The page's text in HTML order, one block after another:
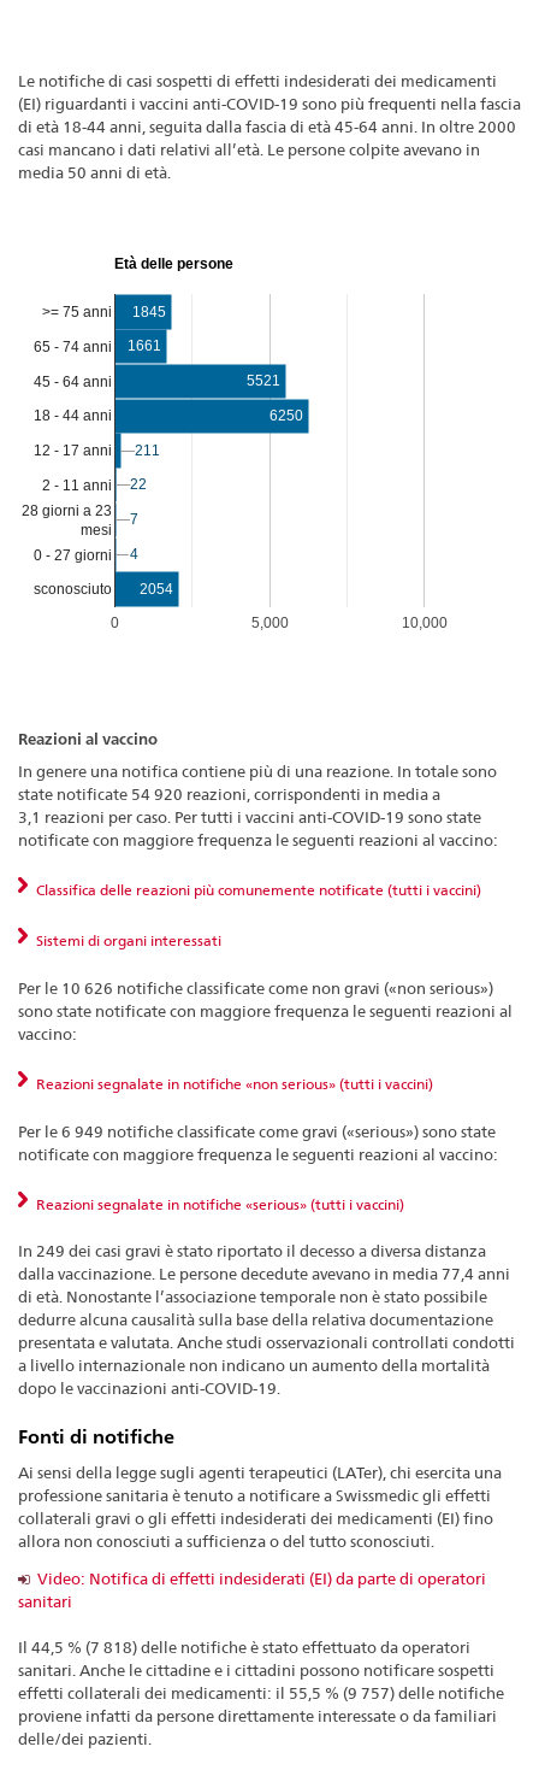
Le notifiche di casi sospetti di effetti indesiderati dei medicamenti
(EI) riguardanti i vaccini anti-COVID-19 sono più frequenti nella fascia
di età 18‑44 anni, seguita dalla fascia di età 45‑64 anni. In oltre 2000
casi mancano i dati relativi all’età. Le persone colpite avevano in
media 50 anni di età.
Età delle persone
0 5,000 10,000
>= 75 anni
65 - 74 anni
45 - 64 anni
18 - 44 anni
12 - 17 anni
2 - 11 anni
28 giorni a 23
mesi
0 - 27 giorni
sconosciuto
1845
1661
5521
6250
211
211
22
22
7
7
4
4
2054
Reazioni al vaccino
In genere una notifica contiene più di una reazione. In totale sono
state notificate 54 920 reazioni, corrispondenti in media a
3,1 reazioni per caso. Per tutti i vaccini anti-COVID-19 sono state
notificate con maggiore frequenza le seguenti reazioni al vaccino:
Classifica delle reazioni più comunemente notificate (tutti i vaccini)
Sistemi di organi interessati
Per le 10 626 notifiche classificate come non gravi («non serious»)
sono state notificate con maggiore frequenza le seguenti reazioni al
vaccino:
Reazioni segnalate in notifiche «non serious» (tutti i vaccini)
Per le 6 949 notifiche classificate come gravi («serious») sono state
notificate con maggiore frequenza le seguenti reazioni al vaccino:
Reazioni segnalate in notifiche «serious» (tutti i vaccini)
In 249 dei casi gravi è stato riportato il decesso a diversa distanza
dalla vaccinazione. Le persone decedute avevano in media 77,4 anni
di età. Nonostante l’associazione temporale non è stato possibile
dedurre alcuna causalità sulla base della relativa documentazione
presentata e valutata. Anche studi osservazionali controllati condotti
a livello internazionale non indicano un aumento della mortalità
dopo le vaccinazioni anti-COVID-19.
Fonti di notifiche
Ai sensi della legge sugli agenti terapeutici (LATer), chi esercita una
professione sanitaria è tenuto a notificare a Swissmedic gli effetti
collaterali gravi o gli effetti indesiderati dei medicamenti (EI) fino
allora non conosciuti a sufficienza o del tutto sconosciuti.
Video: Notifica di effetti indesiderati (EI) da parte di operatori
sanitari
Il 44,5 % (7 818) delle notifiche è stato effettuato da operatori
sanitari. Anche le cittadine e i cittadini possono notificare sospetti
effetti collaterali dei medicamenti: il 55,5 % (9 757) delle notifiche
proviene infatti da persone direttamente interessate o da familiari
delle/dei pazienti.